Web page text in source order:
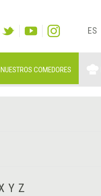
ES
NUESTROS COMEDORES
Y Z